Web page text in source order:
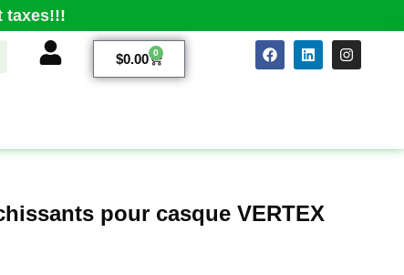
taxes!!!
$0.00 0
pour casque VERTEX